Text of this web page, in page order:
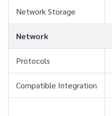
Network Storage
Network
Protocols
Compatible Integration